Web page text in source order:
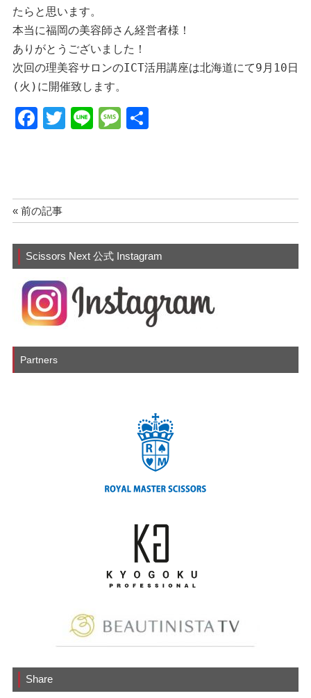
たらと思います。
本当に福岡の美容師さん経営者様！
ありがとうございました！
次回の理美容サロンのICT活用講座は北海道にて9月10日
(火)に開催致します。
F
b
o
o
k
T
Li
M
g
e
« 前の記事
Scissors Next 公式 Instagram
Partners
Share